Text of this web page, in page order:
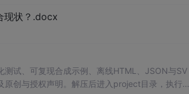
现状？.docx
试、可复现合成示例、离线HTML、JSON与SV
创与授权声明。解压后进入project目录，执行np